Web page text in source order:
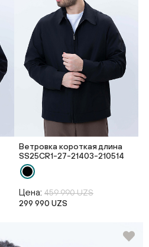
Ветровка короткая длина
SS25CR1-27-21403-210514
Цена: 459 990 UZS
299 990 UZS